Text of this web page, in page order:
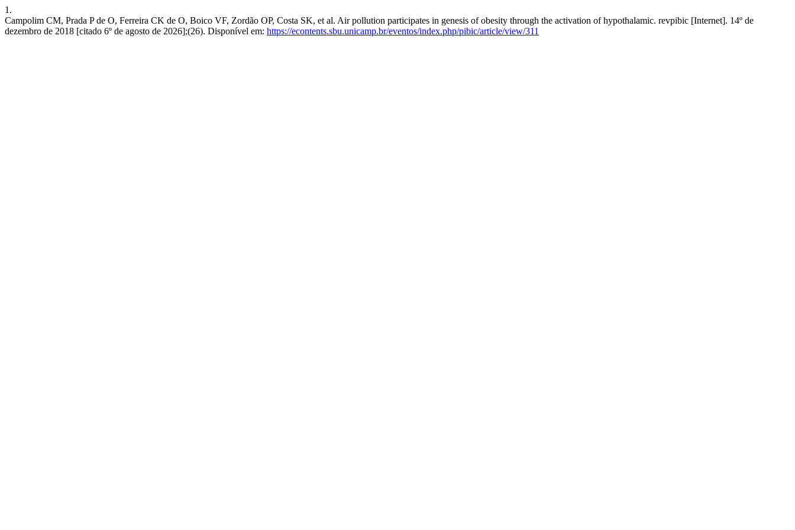
1.
Campolim CM, Prada P de O, Ferreira CK de O, Boico VF, Zordão OP, Costa SK, et al. Air pollution participates in genesis of obesity through the activation of hypothalamic. revpibic [Internet]. 14º de
dezembro de 2018 [citado 6º de agosto de 2026];(26). Disponível em: https://econtents.sbu.unicamp.br/eventos/index.php/pibic/article/view/311